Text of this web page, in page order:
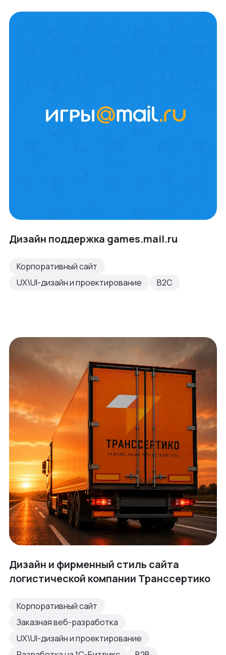
Дизайн поддержка games.mail.ru
Корпоративный сайт
UX\UI-дизайн и проектирование
B2C
Дизайн и фирменный стиль сайта
логистической компании Транссертико
Корпоративный сайт
Заказная веб-разработка
UX\UI-дизайн и проектирование